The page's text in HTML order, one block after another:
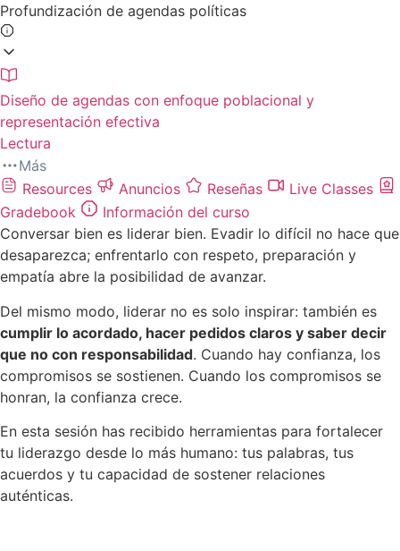
Profundización de agendas políticas
Diseño de agendas con enfoque poblacional y
representación efectiva
Lectura
Más
Resources
Anuncios Reseñas
Live Classes
Gradebook
Información del curso
Conversar bien es liderar bien. Evadir lo difícil no hace que
desaparezca; enfrentarlo con respeto, preparación y
empatía abre la posibilidad de avanzar.
Del mismo modo, liderar no es solo inspirar: también es
cumplir lo acordado, hacer pedidos claros y saber decir
que no con responsabilidad. Cuando hay confianza, los
compromisos se sostienen. Cuando los compromisos se
honran, la confianza crece.
En esta sesión has recibido herramientas para fortalecer
tu liderazgo desde lo más humano: tus palabras, tus
acuerdos y tu capacidad de sostener relaciones
auténticas.